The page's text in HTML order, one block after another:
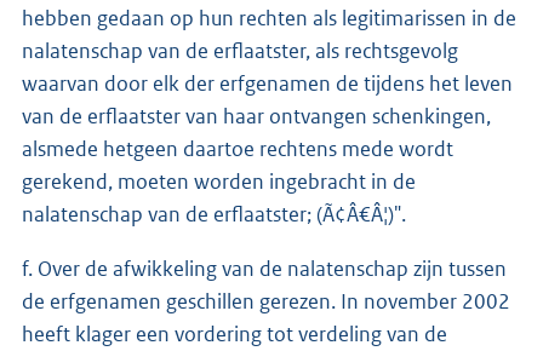
hebben gedaan op hun rechten als legitimarissen in de
nalatenschap van de erflaatster, als rechtsgevolg
waarvan door elk der erfgenamen de tijdens het leven
van de erflaatster van haar ontvangen schenkingen,
alsmede hetgeen daartoe rechtens mede wordt
gerekend, moeten worden ingebracht in de
nalatenschap van de erflaatster; (Ã¢Â€Â¦)".
f. Over de afwikkeling van de nalatenschap zijn tussen
de erfgenamen geschillen gerezen. In november 2002
heeft klager een vordering tot verdeling van de